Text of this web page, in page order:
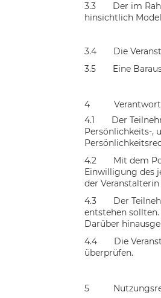
3.3
Der im
hinsichtlich
3.4
Die
3.5
Eine
4
4.1
Der
Persönlichkeits-,
4.2
Mit dem
Einwilligung des
der
4.3
Der
entstehen
Darüber
4.4
Die
überprüfen.
5